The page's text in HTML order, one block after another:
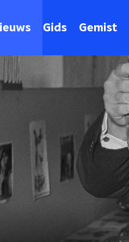
Gids Gemist